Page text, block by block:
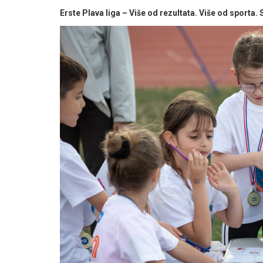
Erste Plava liga – Više od rezultata. Više od sporta.